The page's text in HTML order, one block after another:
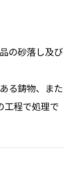
の砂落し及び
る鋳物、また
工程で処理で